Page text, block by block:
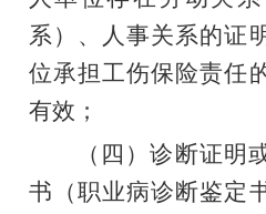
系）、人事关系的证
位承担工伤保险责任
有效；
（四）诊断证明
书（职业病诊断鉴定